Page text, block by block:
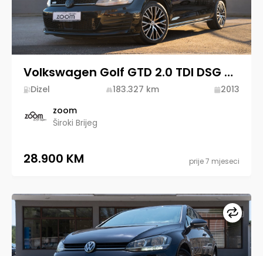
Volkswagen Golf GTD 2.0 TDI DSG 2013 Diesel
Dizel 183.327 km
2013
zoom
Široki Brijeg
28.900 KM prije 7 mjeseci